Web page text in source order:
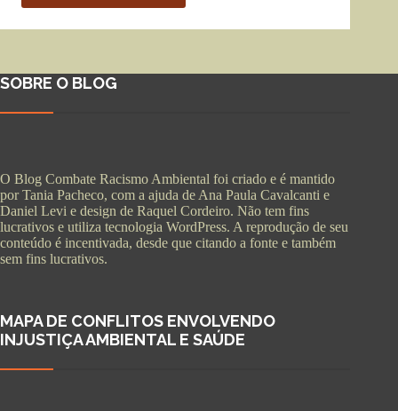
SOBRE O BLOG
O Blog Combate Racismo Ambiental foi criado e é mantido
por Tania Pacheco, com a ajuda de Ana Paula Cavalcanti e
Daniel Levi e design de Raquel Cordeiro. Não tem fins
lucrativos e utiliza tecnologia WordPress. A reprodução de seu
conteúdo é incentivada, desde que citando a fonte e também
sem fins lucrativos.
MAPA DE CONFLITOS ENVOLVENDO
INJUSTIÇA AMBIENTAL E SAÚDE